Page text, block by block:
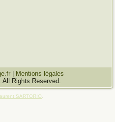
| Mentions légales
Rights Reserved.
SARTORIO